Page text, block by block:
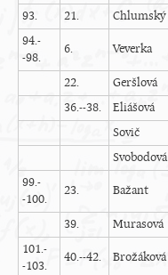
93.
21. Chlumský
94.-
-98.
6. Veverka
22. Geršlová
36.--38.
Eliášová
Sovič
Svobodová
99.-
-100.
23. Bažant
39. Murasová
101.-
-103.
40.--42. Brožáková